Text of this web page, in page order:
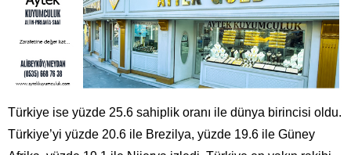
Türkiye ise yüzde 25.6 sahiplik oranı ile dünya birincisi oldu.
Türkiye’yi yüzde 20.6 ile Brezilya, yüzde 19.6 ile Güney